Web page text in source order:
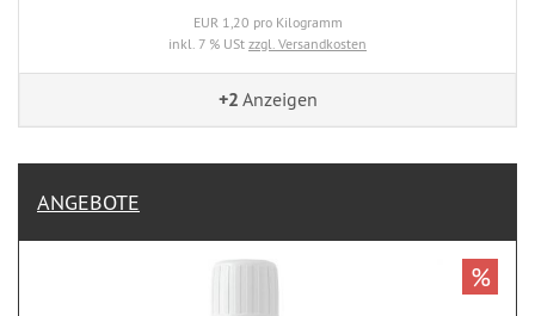
EUR 1,20 pro Kilogramm
inkl. 7 % USt zzgl. Versandkosten
+2 Anzeigen
ANGEBOTE
%